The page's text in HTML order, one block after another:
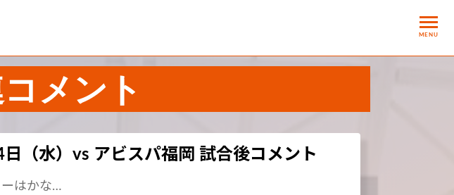
MENU
メント
（水）vs アビスパ福岡 試合後コメント
ーはかな…